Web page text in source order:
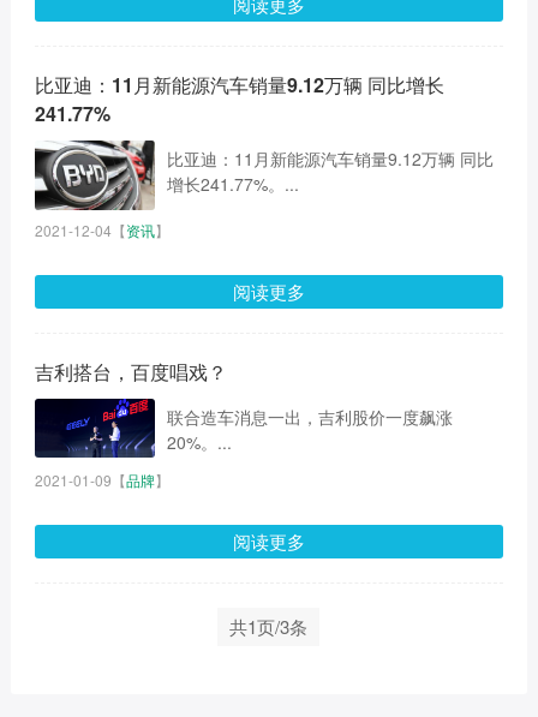
比亚迪：11月新能源汽车销量9.12万辆 同比增长
241.77%
比亚迪：11月新能源汽车销量9.12万辆 同比
增长241.77%。...
2021-12-04 【资讯】
阅读更多
吉利搭台，百度唱戏？
联合造车消息一出，吉利股价一度飙涨
20%。...
2021-01-09 【品牌】
阅读更多
共1页/3条